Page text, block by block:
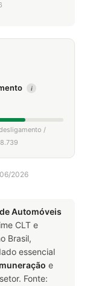
i
/
2026
Automóveis
CLT e
Brasil,
essencial
e
Fonte: